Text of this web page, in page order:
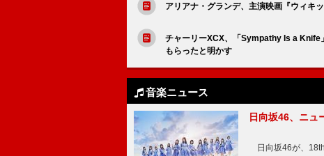
アリアナ・グランデ、主演映画『ウィキ
チャーリーXCX、「Sympathy Is a Knife
もらったと明かす
音楽ニュース
日向坂46、ニュ
日向坂46が、18th